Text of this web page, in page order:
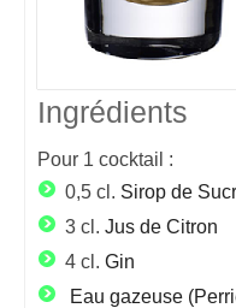
Ingrédients
Pour 1 cocktail :
0,5 cl. Sirop de
3 cl. Jus de Citron
4 cl. Gin
Eau gazeuse